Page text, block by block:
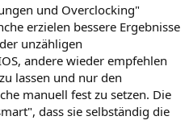
und Overclocking"
erzielen bessere Ergebnisse
unzähligen
andere wieder empfehlen
lassen und nur den
manuell fest zu setzen. Die
dass sie selbständig die